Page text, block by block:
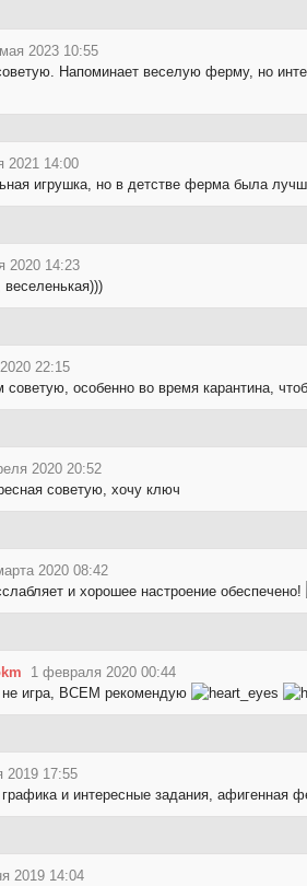
2023 10:55
Напоминает веселую ферму, но
2021 14:00
игрушка, но в детстве ферма была
2020 14:23
веселенькая)))
22:15
советую, особенно во время карантина,
2020 20:52
советую, хочу ключ
2020 08:42
и хорошее настроение обеспечено!
1 февраля 2020 00:44
не игра, ВСЕМ рекомендую
2019 17:55
и интересные задания, афигенная
2019 14:04